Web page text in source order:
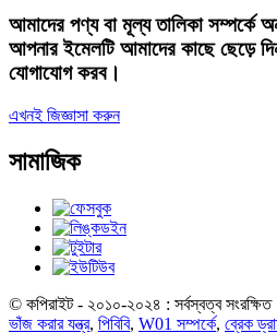
আমাদের পণ্য বা মূল্য তালিকা সম্পর্কে
আপনার ইমেলটি আমাদের কাছে ছেড়ে
যোগাযোগ করব।
এখনই জিজ্ঞাসা করুন
সামাজিক
© কপিরাইট - ২০১০-২০২৪ : সর্বস্বত্ব
ভাঁজ করার যন্ত্র, পিবিবি, W01 সম্পর্কে, ব্রেক